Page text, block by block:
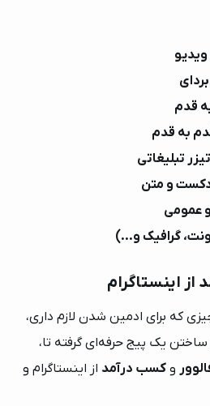
قدم
به قدم
تبلیغاتی
و متن
عمومی
گرافیک و…)
اینستاگرام
که برای ادمین شدن لازم داری،
یک پیج حرفه‌ای گرفته تا،
و کسب درآمد از اینستاگرام و